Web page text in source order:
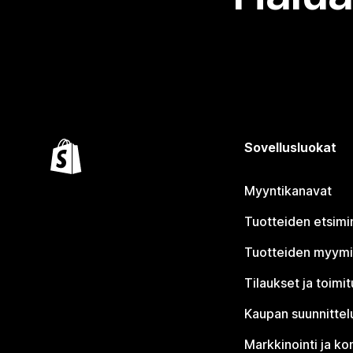
Sovellusluokat
Myyntikanavat
Tuotteiden
Tuotteiden
Tilaukset ja
Kaupan
Markkinointi ja